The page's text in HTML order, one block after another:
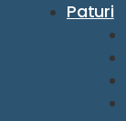
Paturi